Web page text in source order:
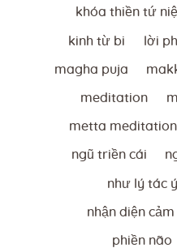
khóa thiền tứ
kinh từ bi lời
magha puja
meditation
metta meditation
ngũ triền cái
như lý tác ý
nhận diện cảm
phiền não